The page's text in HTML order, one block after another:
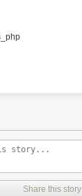
Share this story